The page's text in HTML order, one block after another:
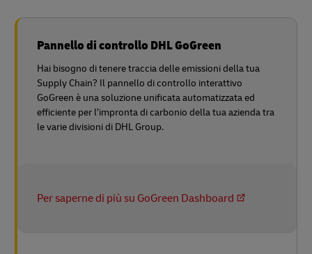
Pannello di controllo DHL GoGreen
Hai bisogno di tenere traccia delle emissioni della tua
Supply Chain? Il pannello di controllo interattivo
GoGreen è una soluzione unificata automatizzata ed
efficiente per l’impronta di carbonio della tua azienda tra
le varie divisioni di DHL Group.
Per saperne di più su GoGreen Dashboard